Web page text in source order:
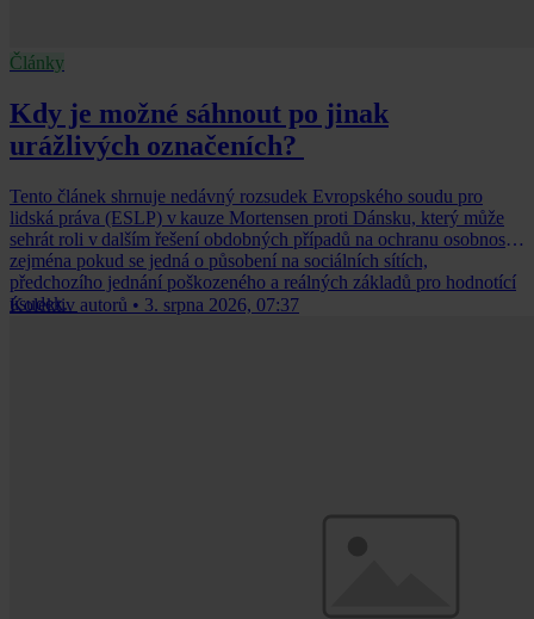
Články
Kdy je možné sáhnout po jinak
urážlivých označeních?
Tento článek shrnuje nedávný rozsudek Evropského soudu pro
lidská práva (ESLP) v kauze Mortensen proti Dánsku, který může
sehrát roli v dalším řešení obdobných případů na ochranu osobnosti,
zejména pokud se jedná o působení na sociálních sítích,
předchozího jednání poškozeného a reálných základů pro hodnotící
úsudek.
Kolektiv autorů • 3. srpna 2026, 07:37